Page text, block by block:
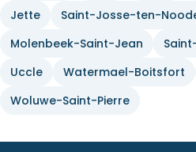
Jette
Saint-Josse-ten-
Molenbeek-Saint-Jean
Uccle
Watermael-Boitsfort
Woluwe-Saint-Pierre